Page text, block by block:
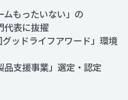
ムもったいない」の
代表に抜擢
グッドライフアワード」環境
品支援事業」選定・認定